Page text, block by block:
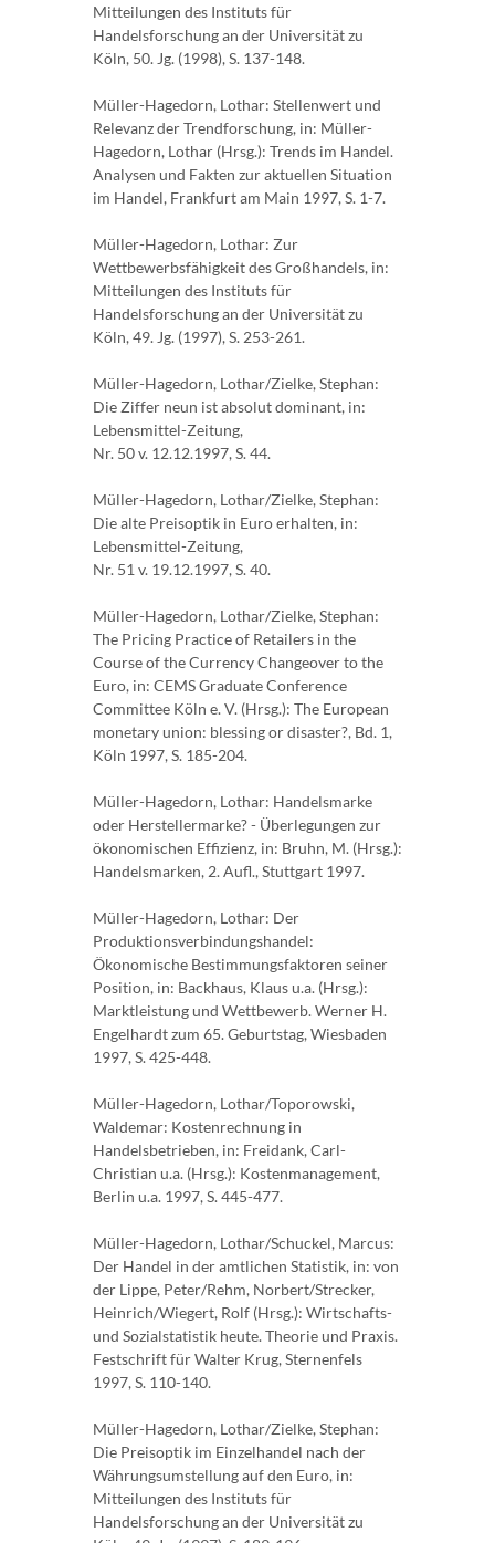
Mitteilungen des Instituts für
Handelsforschung an der Universität zu
Köln, 50. Jg. (1998), S. 137-148.
Müller-Hagedorn, Lothar: Stellenwert und
Relevanz der Trendforschung, in: Müller-
Hagedorn, Lothar (Hrsg.): Trends im Handel.
Analysen und Fakten zur aktuellen Situation
im Handel, Frankfurt am Main 1997, S. 1-7.
Müller-Hagedorn, Lothar: Zur
Wettbewerbsfähigkeit des Großhandels, in:
Mitteilungen des Instituts für
Handelsforschung an der Universität zu
Köln, 49. Jg. (1997), S. 253-261.
Müller-Hagedorn, Lothar/Zielke, Stephan:
Die Ziffer neun ist absolut dominant, in:
Lebensmittel-Zeitung,
Nr. 50 v. 12.12.1997, S. 44.
Müller-Hagedorn, Lothar/Zielke, Stephan:
Die alte Preisoptik in Euro erhalten, in:
Lebensmittel-Zeitung,
Nr. 51 v. 19.12.1997, S. 40.
Müller-Hagedorn, Lothar/Zielke, Stephan:
The Pricing Practice of Retailers in the
Course of the Currency Changeover to the
Euro, in: CEMS Graduate Conference
Committee Köln e. V. (Hrsg.): The European
monetary union: blessing or disaster?, Bd. 1,
Köln 1997, S. 185-204.
Müller-Hagedorn, Lothar: Handelsmarke
oder Herstellermarke? - Überlegungen zur
ökonomischen Effizienz, in: Bruhn, M. (Hrsg.):
Handelsmarken, 2. Aufl., Stuttgart 1997.
Müller-Hagedorn, Lothar: Der
Produktionsverbindungshandel:
Ökonomische Bestimmungsfaktoren seiner
Position, in: Backhaus, Klaus u.a. (Hrsg.):
Marktleistung und Wettbewerb. Werner H.
Engelhardt zum 65. Geburtstag, Wiesbaden
1997, S. 425-448.
Müller-Hagedorn, Lothar/Toporowski,
Waldemar: Kostenrechnung in
Handelsbetrieben, in: Freidank, Carl-
Christian u.a. (Hrsg.): Kostenmanagement,
Berlin u.a. 1997, S. 445-477.
Müller-Hagedorn, Lothar/Schuckel, Marcus:
Der Handel in der amtlichen Statistik, in: von
der Lippe, Peter/Rehm, Norbert/Strecker,
Heinrich/Wiegert, Rolf (Hrsg.): Wirtschafts-
und Sozialstatistik heute. Theorie und Praxis.
Festschrift für Walter Krug, Sternenfels
1997, S. 110-140.
Müller-Hagedorn, Lothar/Zielke, Stephan:
Die Preisoptik im Einzelhandel nach der
Währungsumstellung auf den Euro, in:
Mitteilungen des Instituts für
Handelsforschung an der Universität zu